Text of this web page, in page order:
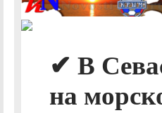
✔ В
на